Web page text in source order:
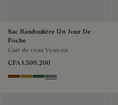
Sac Bandoulière Un Jour De
Poche
Cuir de veau Venezia
CFA 1,500,200
Cacao Intenso
Mustard
Racing Green
Bleu Brume